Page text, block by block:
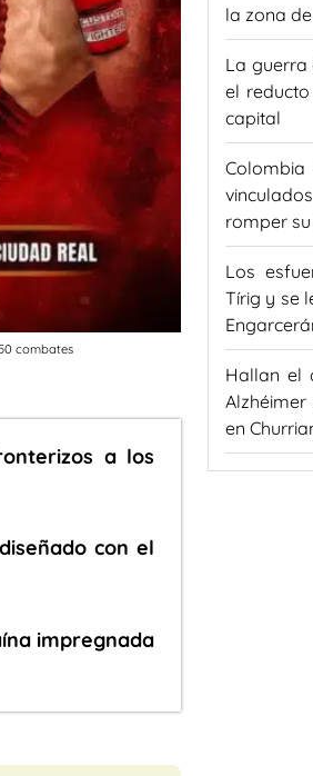
combates
a los
con el
impregnada
la zona
La guerra
el
capital
romper
Los
Tírig y se
Hallan el
en